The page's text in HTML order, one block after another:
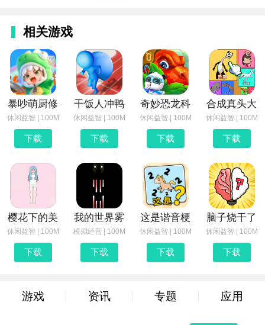
相关游戏
暴吵萌厨修
休闲益智 | 100M
下载
干饭人冲鸭
休闲益智 | 100M
下载
奇妙恐龙科
休闲益智 | 100M
下载
合成真头大
休闲益智 | 100M
下载
樱花下的美
休闲益智 | 100M
下载
我的世界雾
模拟经营 | 100M
下载
这是谐音梗
休闲益智 | 100M
下载
脑子烧干了
休闲益智 | 100M
下载
游戏 资讯 专题 应用